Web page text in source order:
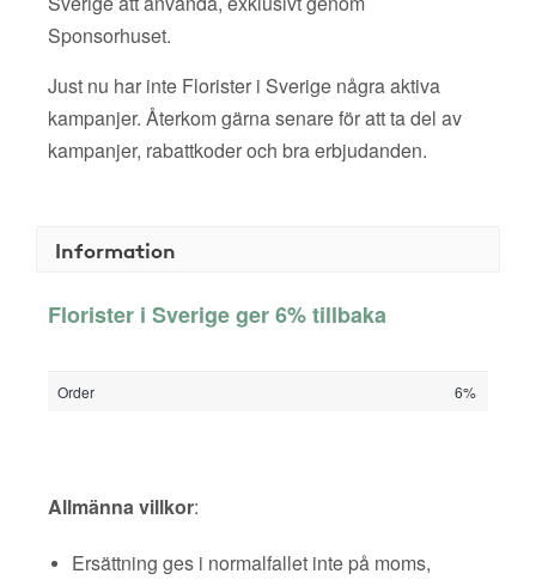
Sponsorhuset.
Just nu har inte Florister i Sverige några aktiva
kampanjer. Återkom gärna senare för att ta del av
kampanjer, rabattkoder och bra erbjudanden.
Information
Florister i Sverige ger 6% tillbaka
Order 6%
Allmänna villkor:
Ersättning ges i normalfallet inte på moms,